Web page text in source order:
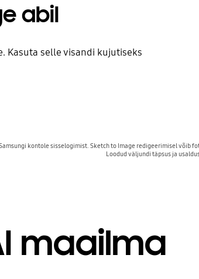
abil
Kasuta selle visandi kujutiseks
kontole sisselogimist. Sketch to Image redigeerimisel võib
maailma